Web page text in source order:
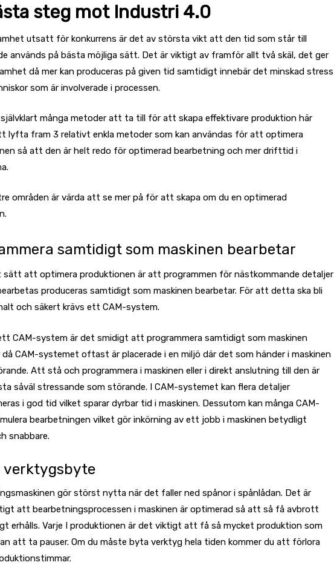
steg mot Industri 4.0
utsatt för konkurrens är det av största vikt att den tid som står till
används på bästa möjliga sätt. Det är viktigt av framför allt två skäl, det ger
då mer kan produceras på given tid samtidigt innebär det minskad stress
som är involverade i processen.
många metoder att ta till för att skapa effektivare produktion här
lyfta fram 3 relativt enkla metoder som kan användas för att optimera
så att den är helt redo för optimerad bearbetning och mer drifttid i
områden är värda att se mer på för att skapa om du en optimerad
samtidigt som maskinen bearbetar
sätt att optimera produktionen är att programmen för nästkommande detaljer
produceras samtidigt som maskinen bearbetar. För att detta ska bli
och säkert krävs ett CAM-system.
CAM-system är det smidigt att programmera samtidigt som maskinen
CAM-systemet oftast är placerade i en miljö där det som händer i maskinen
Att stå och programmera i maskinen eller i direkt anslutning till den är
såväl stressande som störande. I CAM-systemet kan flera detaljer
i god tid vilket sparar dyrbar tid i maskinen. Dessutom kan många CAM-
bearbetningen vilket gör inkörning av ett jobb i maskinen betydligt
snabbare.
verktygsbyte
gör störst nytta när det faller ned spånor i spånlådan. Det är
att bearbetningsprocessen i maskinen är optimerad så att så få avbrott
erhålls. Varje I produktionen är det viktigt att få så mycket produktion som
att ta pauser. Om du måste byta verktyg hela tiden kommer du att förlora